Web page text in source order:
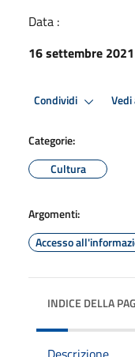
Data :
16 settembre 2021
Condividi Vedi
Categorie:
Cultura
Argomenti:
Accesso
INDICE DELLA